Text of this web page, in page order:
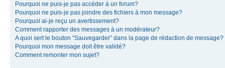
Pourquoi ne puis-je pas accéder à un forum?
Pourquoi ne puis-je pas joindre des fichiers à mon message?
Pourquoi ai-je reçu un avertissement?
Comment rapporter des messages à un modérateur?
A quoi sert le bouton “Sauvegarder” dans la page de rédaction de message?
Pourquoi mon message doit être validé?
Comment remonter mon sujet?